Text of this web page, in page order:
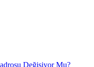
Değişiyor Mu?